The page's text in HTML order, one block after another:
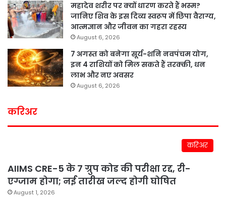
महादेव शरीर पर क्यों धारण करते हैं भस्म?
जानिए शिव के इस दिव्य स्वरूप में छिपा वैराग्य,
आत्मज्ञान और जीवन का गहरा रहस्य
August 6, 2026
7 अगस्त को बनेगा सूर्य-शनि नवपंचम योग,
इन 4 राशियों को मिल सकते हैं तरक्की, धन
लाभ और नए अवसर
August 6, 2026
करिअर
करिअर
AIIMS CRE-5 के 7 ग्रुप कोड की परीक्षा रद्द, री-
एग्जाम होगा; नई तारीख जल्द होगी घोषित
August 1, 2026